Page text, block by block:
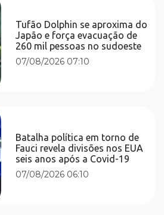
Tufão Dolphin se aproxima do
Japão e força evacuação de
260 mil pessoas no sudoeste
07/08/2026 07:10
Batalha política em torno de
Fauci revela divisões nos EUA
seis anos após a Covid-19
07/08/2026 06:10